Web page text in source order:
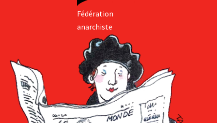
Fédération
anarchiste